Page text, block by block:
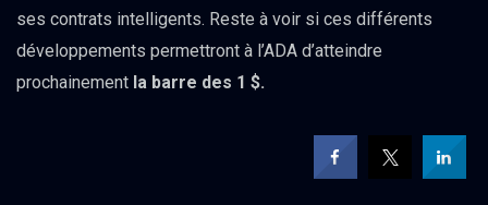
ses contrats intelligents. Reste à voir si ces différents
développements permettront à l’ADA d’atteindre
prochainement la barre des 1 $.